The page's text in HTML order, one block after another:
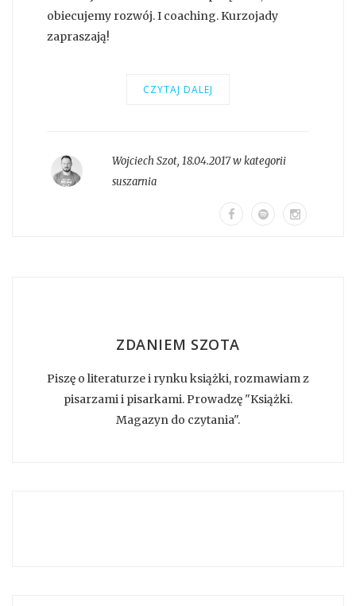
obiecujemy rozwój. I coaching. Kurzojady
zapraszają!
CZYTAJ DALEJ
Wojciech Szot, 18.04.2017 w kategorii
suszarnia
ZDANIEM SZOTA
Piszę o literaturze i rynku książki, rozmawiam z
pisarzami i pisarkami. Prowadzę "Książki.
Magazyn do czytania".